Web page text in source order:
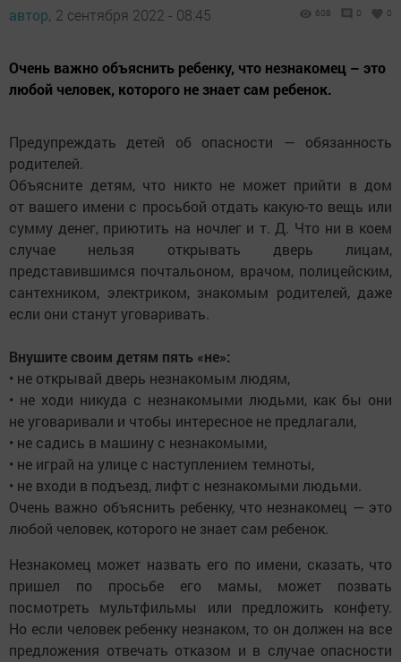
автор, 2 сентября 2022 - 08:45 608 0 0
Очень важно объяснить ребенку, что незнакомец – это
любой человек, которого не знает сам ребенок.
Предупреждать детей об опасности — обязанность
родителей.
Объясните детям, что никто не может прийти в дом
от вашего имени с просьбой отдать какую-то вещь или
сумму денег, приютить на ночлег и т. Д. Что ни в коем
случае нельзя открывать дверь лицам,
представившимся почтальоном, врачом, полицейским,
сантехником, электриком, знакомым родителей, даже
если они станут уговаривать.
Внушите своим детям пять «не»:
• не открывай дверь незнакомым людям,
• не ходи никуда с незнакомыми людьми, как бы они
не уговаривали и чтобы интересное не предлагали,
• не садись в машину с незнакомыми,
• не играй на улице с наступлением темноты,
• не входи в подъезд, лифт с незнакомыми людьми.
Очень важно объяснить ребенку, что незнакомец — это
любой человек, которого не знает сам ребенок.
Незнакомец может назвать его по имени, сказать, что
пришел по просьбе его мамы, может позвать
посмотреть мультфильмы или предложить конфету.
Но если человек ребенку незнаком, то он должен на все
предложения отвечать отказом и в случае опасности